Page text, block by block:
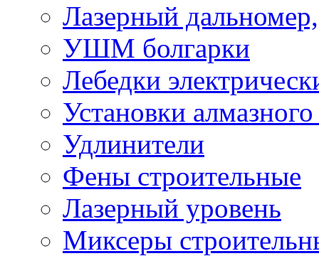
Лазерный дальномер,
УШМ болгарки
Лебедки
Установки
Удлинители
Фены строительные
Лазерный уровень
Миксеры